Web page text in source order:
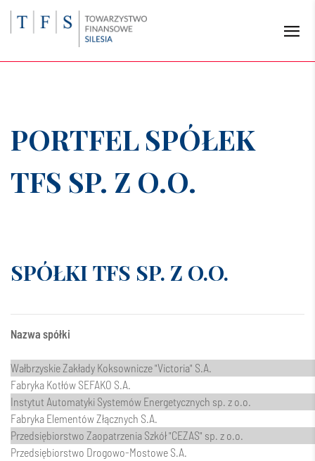
PORTFEL SPÓŁEK
TFS SP. Z O.O.
SPÓŁKI TFS SP. Z O.O.
Nazwa spółki
Wałbrzyskie Zakłady Koksownicze "Victoria" S.A.
Fabryka Kotłów SEFAKO S.A.
Instytut Automatyki Systemów Energetycznych sp. z o.o.
Fabryka Elementów Złącznych S.A.
Przedsiębiorstwo Zaopatrzenia Szkół "CEZAS" sp. z o.o.
Przedsiębiorstwo Drogowo-Mostowe S.A.